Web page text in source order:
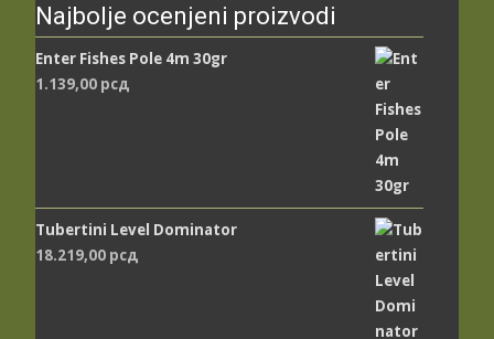
Najbolje ocenjeni proizvodi
Enter Fishes Pole 4m 30gr
1.139,00 рсд
Tubertini Level Dominator
18.219,00 рсд